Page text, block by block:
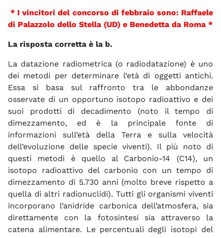
* I vincitori del concorso di febbraio sono: Raffaele
di Palazzolo dello Stella (UD) e Benedetta da Roma *
La risposta corretta è la b.
La datazione radiometrica (o radiodatazione) è uno
dei metodi per determinare l’età di oggetti antichi.
Essa si basa sul raffronto tra le abbondanze
osservate di un opportuno isotopo radioattivo e dei
suoi prodotti di decadimento (noto il tempo di
dimezzamento, ed è la principale fonte di
informazioni sull’età della Terra e sulla velocità
dell’evoluzione delle specie viventi). Il più noto di
questi metodi è quello al Carbonio-14 (C14), un
isotopo radioattivo del carbonio con un tempo di
dimezzamento di 5.730 anni (molto breve rispetto a
quella di altri radionuclidi). Tutti gli organismi viventi
incorporano l’anidride carbonica dell’atmosfera, sia
direttamente con la fotosintesi sia attraverso la
catena alimentare. Le percentuali degli isotopi del